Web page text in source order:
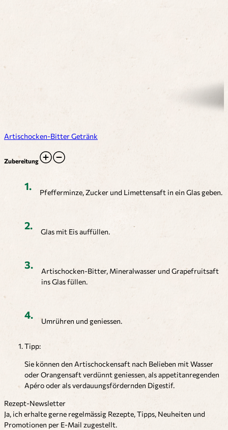
Artischocken-Bitter Getränk
Zubereitung
Pfefferminze, Zucker und Limettensaft in ein Glas geben.
Glas mit Eis auffüllen.
Artischocken-Bitter, Mineralwasser und Grapefruitsaft
ins Glas füllen.
Umrühren und geniessen.
Tipp:
Sie können den Artischockensaft nach Belieben mit Wasser
oder Orangensaft verdünnt geniessen, als appetitanregenden
Apéro oder als verdauungsfördernden Digestif.
Rezept-Newsletter
Ja, ich erhalte gerne regelmässig Rezepte, Tipps, Neuheiten und
Promotionen per E-Mail zugestellt.